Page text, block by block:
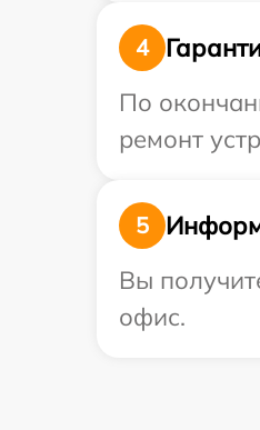
4
По
ремонт
5
Вы
офис.